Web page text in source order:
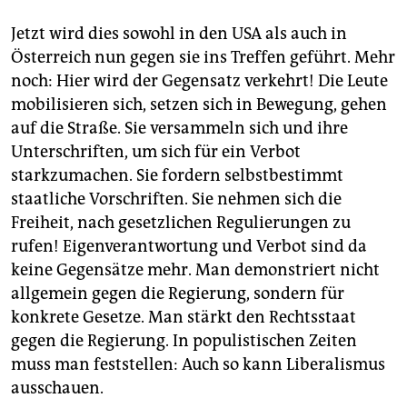
Jetzt wird dies sowohl in den USA als auch in
Österreich nun gegen sie ins Treffen geführt. Mehr
noch: Hier wird der Gegensatz verkehrt! Die Leute
mobilisieren sich, setzen sich in Bewegung, gehen
auf die Straße. Sie versammeln sich und ihre
Unterschriften, um sich für ein Verbot
starkzumachen. Sie fordern selbstbestimmt
staatliche Vorschriften. Sie nehmen sich die
Freiheit, nach gesetzlichen Regulierungen zu
rufen! Eigenverantwortung und Verbot sind da
keine Gegensätze mehr. Man demonstriert nicht
allgemein gegen die Regierung, sondern für
konkrete Gesetze. Man stärkt den Rechtsstaat
gegen die Regierung. In populistischen Zeiten
muss man feststellen: Auch so kann Liberalismus
ausschauen.